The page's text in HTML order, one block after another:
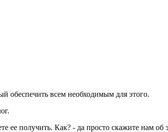
обеспечить всем необходимым для этого.
ее получить. Как? - да просто скажите нам